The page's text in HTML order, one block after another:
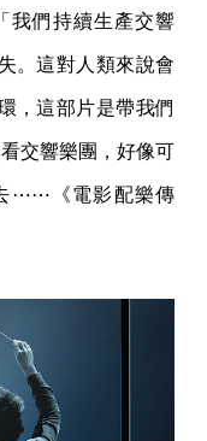
我們持續生產交響
。這對人類來說會
，這部片是帶我們
交響樂團，好像可
⋯⋯《電影配樂傳